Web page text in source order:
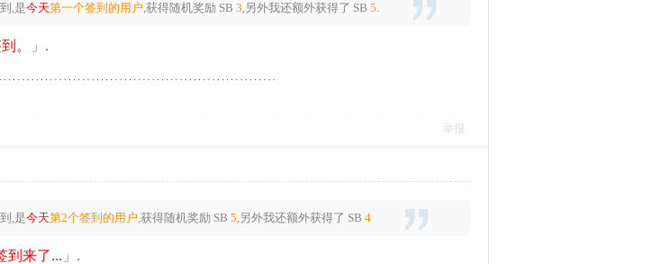
,是今天第一个签到的用户,获得随机奖励 SB 3,另外我还额外获得了 SB 5.
。 」.
举报
,是今天第2个签到的用户,获得随机奖励 SB 5,另外我还额外获得了 SB 4
到来了... 」.